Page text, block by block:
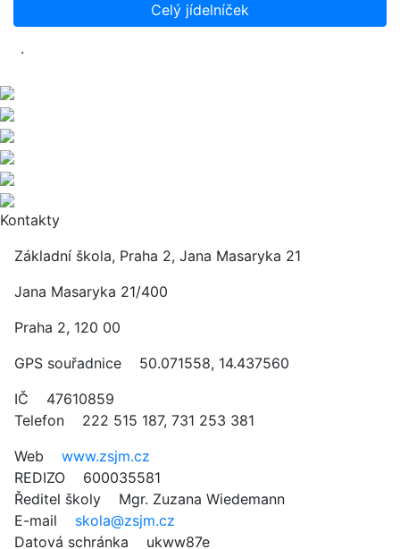
Celý jídelníček
.
Kontakty
Základní škola, Praha 2, Jana Masaryka 21
Jana Masaryka 21/400
Praha 2, 120 00
GPS souřadnice 50.071558, 14.437560
IČ 47610859
Telefon 222 515 187, 731 253 381
Web www.zsjm.cz
REDIZO 600035581
Ředitel školy Mgr. Zuzana Wiedemann
E-mail skola@zsjm.cz
Datová schránka ukww87e